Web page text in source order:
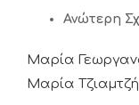
Ανώτερη
Μαρία
Μαρία